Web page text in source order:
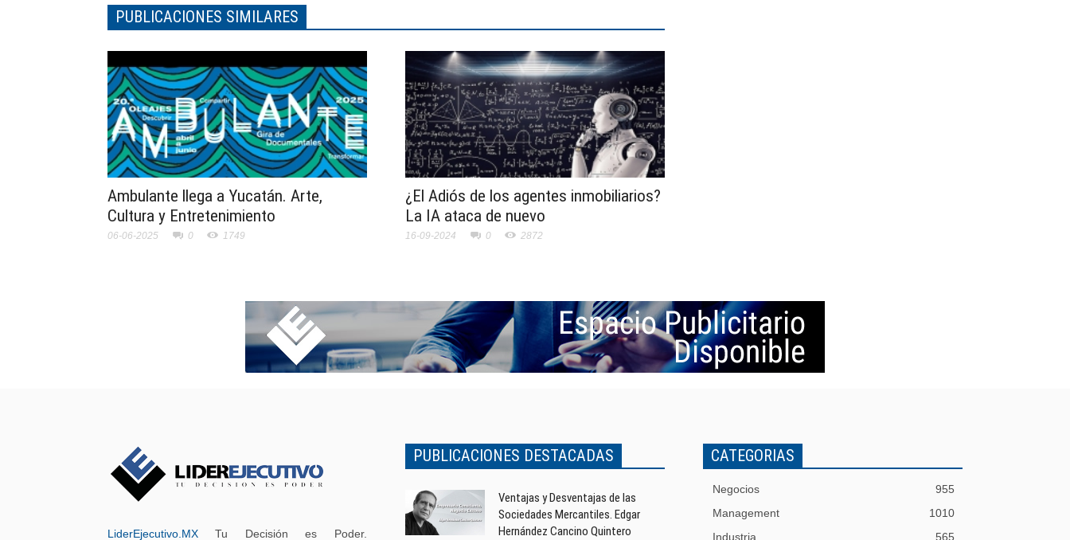
PUBLICACIONES SIMILARES
Ambulante llega a Yucatán. Arte,
Cultura y Entretenimiento
06-06-2025 0 1749
¿El Adiós de los agentes inmobiliarios?
La IA ataca de nuevo
16-09-2024 0 2872
LiderEjecutivo.MX Tu Decisión es Poder.
PUBLICACIONES DESTACADAS
Ventajas y Desventajas de las
Sociedades Mercantiles. Edgar
Hernández Cancino Quintero
CATEGORIAS
Negocios
955
Management
1010
Industria
565